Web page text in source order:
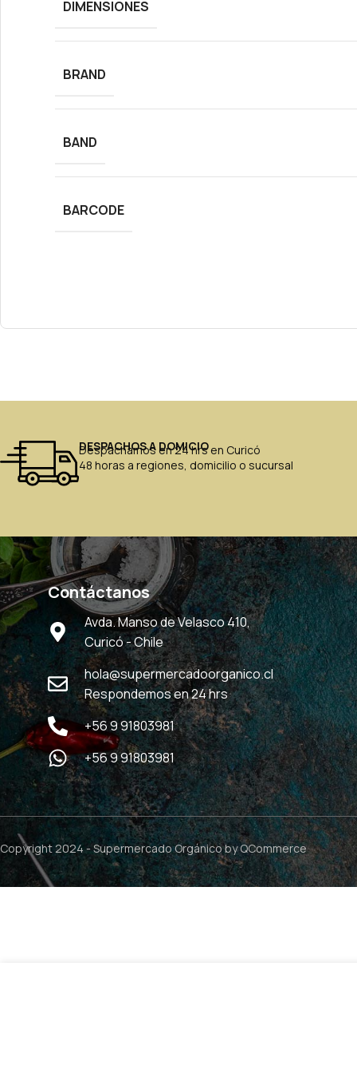
DIMENSIONES
BRAND
BAND
BARCODE
DESPACHOS A DOMICIO
Despachamos en 24 hrs en Curicó
48 horas a regiones, domicilio o sucursal
Contáctanos
Avda. Manso de Velasco 410,
Curicó - Chile
hola@supermercadoorganico.cl
Respondemos en 24 hrs
+56 9 91803981
+56 9 91803981
Copyright 2024 -Supermercado Orgánicoby QCommerce